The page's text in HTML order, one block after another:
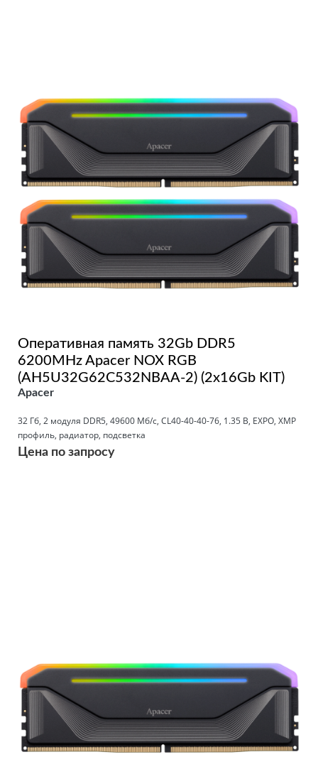
Оперативная память 32Gb DDR5
6200MHz Apacer NOX RGB
(AH5U32G62C532NBAA-2) (2x16Gb KIT)
Apacer
32 Гб, 2 модуля DDR5, 49600 Мб/с, CL40-40-40-76, 1.35 В, EXPO, XMP
профиль, радиатор, подсветка
Цена по запросу